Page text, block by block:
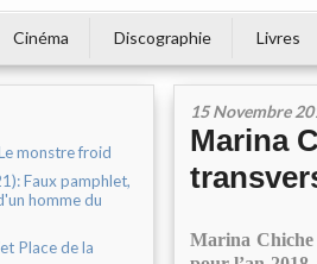
Cinéma Discographie Livres
monstre froid
Faux pamphlet,
homme du
Place de la
15 Novembre
Marina
Marina Chiche